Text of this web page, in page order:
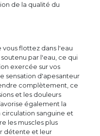
de la qualité du
vous flottez dans l'eau
par l'eau, ce qui
exercée sur vos
sensation d'apesanteur
complètement, ce
et les douleurs
également la
sanguine et
les muscles plus
détente et leur